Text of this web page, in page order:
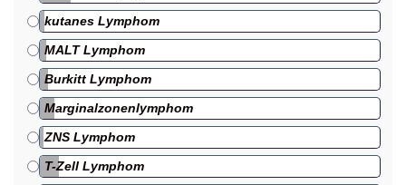
kutanes Lymphom
MALT Lymphom
Burkitt Lymphom
Marginalzonenlymphom
ZNS Lymphom
T-Zell Lymphom